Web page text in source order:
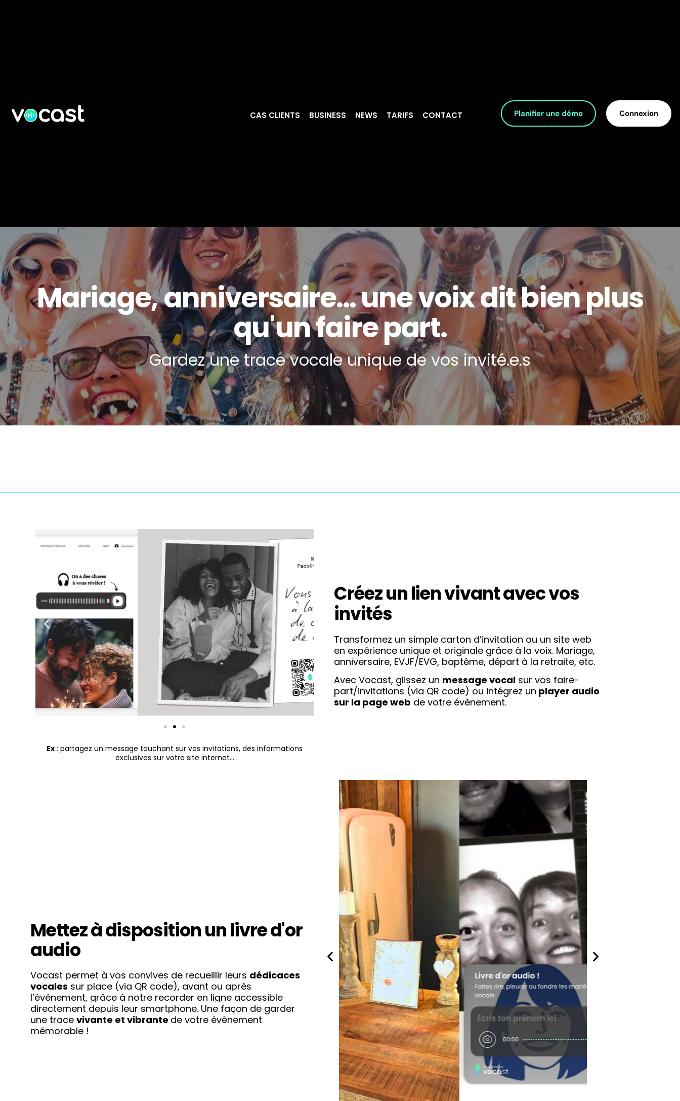
CAS CLIENTS BUSINESS NEWS TARIFS CONTACT Planifier une démo Connexion
Mariage, anniversaire… une voix dit bien plus
qu'un faire part.
Gardez une trace vocale unique de vos invité.e.s
Ex : partagez un message touchant sur vos invitations, des informations
exclusives sur votre site internet…
Créez un lien vivant avec vos
invités
Transformez un simple carton d’invitation ou un site web
en expérience unique et originale grâce à la voix. Mariage,
anniversaire, EVJF/EVG, baptême, départ à la retraite, etc.
Avec Vocast, glissez un message vocal sur vos faire-
part/invitations (via QR code) ou intégrez un player audio
sur la page web de votre évènement.
Mettez à disposition un livre d'or
audio
Vocast permet à vos convives de recueillir leurs dédicaces
vocales sur place (via QR code), avant ou après
l’événement, grâce à notre recorder en ligne accessible
directement depuis leur smartphone. Une façon de garder
une trace vivante et vibrante de votre évènement
mémorable !